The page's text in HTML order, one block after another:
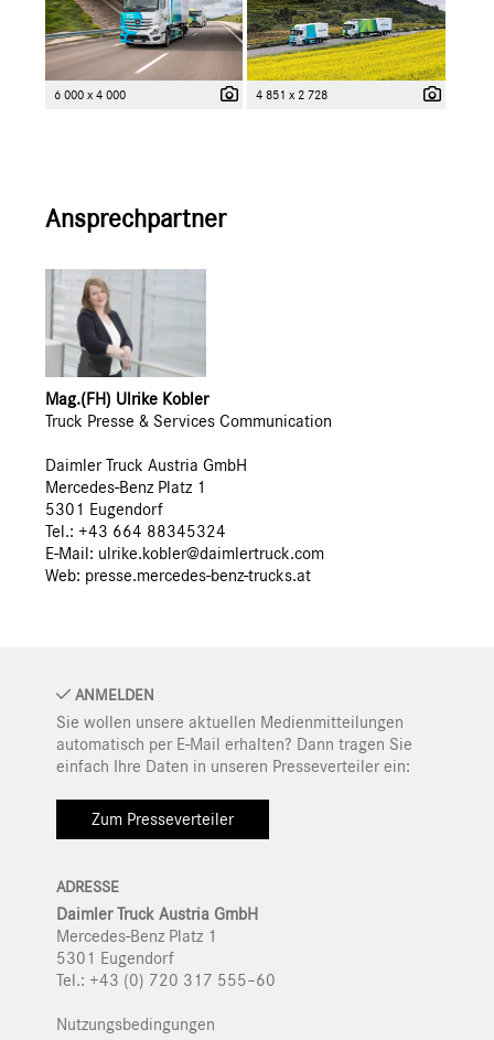
6 000 x 4 000 4 851 x 2 728
Ansprechpartner
Mag.(FH) Ulrike Kobler
Truck Presse & Services Communication
Daimler Truck Austria GmbH
Mercedes-Benz Platz 1
5301 Eugendorf
Tel.: +43 664 88345324
E-Mail: ulrike.kobler@daimlertruck.com
Web: presse.mercedes-benz-trucks.at
ANMELDEN
Sie wollen unsere aktuellen Medienmitteilungen
automatisch per E-Mail erhalten? Dann tragen Sie
einfach Ihre Daten in unseren Presseverteiler ein:
Zum Presseverteiler
ADRESSE
Daimler Truck Austria GmbH
Mercedes-Benz Platz 1
5301 Eugendorf
Tel.: +43 (0) 720 317 555–60
Nutzungsbedingungen